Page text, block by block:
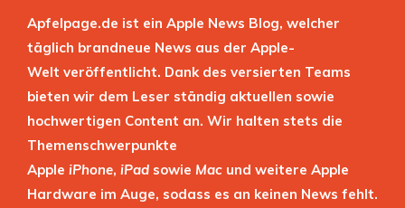
Apfelpage.de ist ein Apple News Blog, welcher
täglich brandneue News aus der Apple-
Welt veröffentlicht. Dank des versierten Teams
bieten wir dem Leser ständig aktuellen sowie
hochwertigen Content an. Wir halten stets die
Themenschwerpunkte
Apple iPhone, iPad sowie Mac und weitere Apple
Hardware im Auge, sodass es an keinen News fehlt.